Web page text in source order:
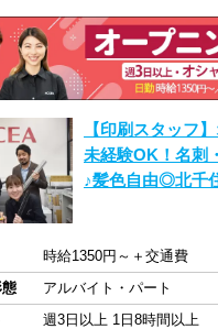
【印刷スタッフ
未経験OK！名刺
♪髪色自由◎北千
時給1350円～＋交通費
態
アルバイト・パート
週3日以上 1日8時間以上